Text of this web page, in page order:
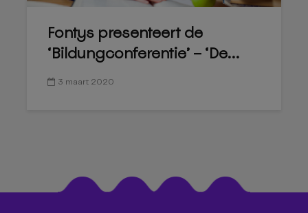
Fontys presenteert de
‘Bildungconferentie’ – ‘De...
3 maart 2020